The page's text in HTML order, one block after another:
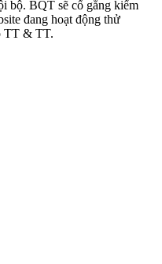
bộ. BQT sẽ cố gắng kiểm
đang hoạt động thử
TT & TT.